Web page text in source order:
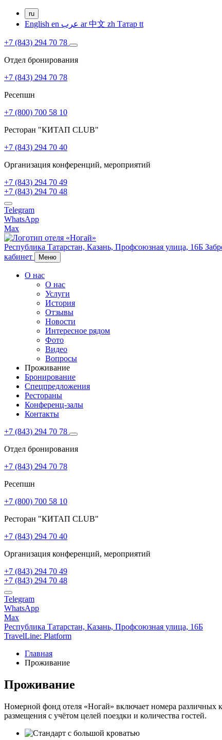
ru
English en ar中文 zh Татар tt
+7 (843) 294 70 78
Отдел бронирования
+7 (843) 294 70 78
Ресепшн
+7 (800) 700 58 10
Ресторан "КИТАП CLUB"
+7 (843) 294 70 40
Организация конференций, мероприятий
+7 (843) 294 70 49
+7 (843) 294 70 48
Telegram
WhatsApp
Max
Республика Татарстан, Казань, Профсоюзная улица, 16Б
кабинет
Меню
О нас
О нас
Услуги
История
Отзывы
Новости
Интересное рядом
Фото
Видео
Вопросы
Проживание
Бронирование
Спецпредложения
Рестораны
Конференц-залы
Контакты
+7 (843) 294 70 78
Отдел бронирования
+7 (843) 294 70 78
Ресепшн
+7 (800) 700 58 10
Ресторан "КИТАП CLUB"
+7 (843) 294 70 40
Организация конференций, мероприятий
+7 (843) 294 70 49
+7 (843) 294 70 48
Telegram
WhatsApp
Max
Республика Татарстан, Казань, Профсоюзная улица, 16Б
TravelLine: Platform
Главная
Проживание
Проживание
Номерной фонд отеля «Ногай» включает номера различных
размещения с учётом целей поездки и количества гостей.